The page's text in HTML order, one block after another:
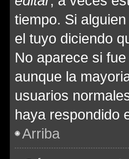
tiempo. Si
el tuyo diciendo
No aparece si
aunque la
usuarios
haya respondido
Arriba